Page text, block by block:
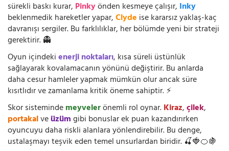
sürekli baskı kurar, Pinkyönden kesmeye çalışır, Inky
beklenmedik hareketler yapar,Clyde ise kararsız yaklaş-kaç
davranışı sergiler. Bu farklılıklar, her bölümde yeni bir strateji
gerektirir. 👻
Oyun içindekienerji noktaları, kısa süreli üstünlük
sağlayarak kovalamacanın yönünü değiştirir. Bu anlarda
daha cesur hamleler yapmak mümkün olur ancak süre
kısıtlıdır ve zamanlama kritik öneme sahiptir. ⚡
Skor sistemindemeyvelerönemli rol oynar.Kiraz,çilek,
portakalveüzümgibi bonuslar ek puan kazandırırken
oyuncuyu daha riskli alanlara yönlendirebilir. Bu denge,
ustalaşmayı teşvik eden temel unsurlardan biridir. 🍒🍓🍊🍇